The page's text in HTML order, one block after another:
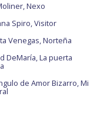
Nexo
Spiro, Visitor
Venegas, Norteña
DeMaría, La puerta
de Amor Bizarro, Mi